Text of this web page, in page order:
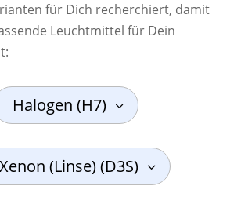
für Dich recherchiert, damit
Leuchtmittel für Dein
Halogen (H7)
(Linse) (D3S)